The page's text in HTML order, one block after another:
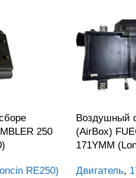
250
RE250)
Воздушный
(AirBox)
171YMM
Двигатель,